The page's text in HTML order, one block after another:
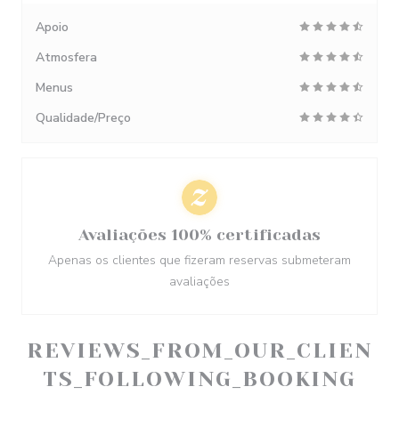
REVIEWS_FROM_OUR_CLIEN
TS_FOLLOWING_BOOKING
Apoio
Atmosfera
Menus
Qualidade/Preço
Avaliações 100% certificadas
Apenas os clientes que fizeram reservas submeteram
avaliações